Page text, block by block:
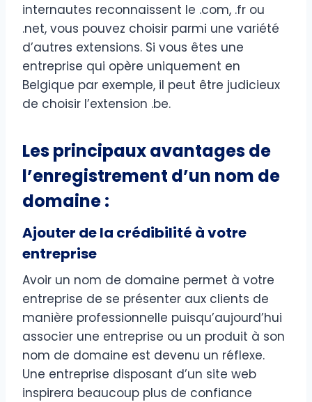
internautes reconnaissent le .com, .fr ou
.net, vous pouvez choisir parmi une variété
d’autres extensions. Si vous êtes une
entreprise qui opère uniquement en
Belgique par exemple, il peut être judicieux
de choisir l’extension .be.
Les principaux avantages de
l’enregistrement d’un nom de
domaine :
Ajouter de la crédibilité à votre
entreprise
Avoir un nom de domaine permet à votre
entreprise de se présenter aux clients de
manière professionnelle puisqu’aujourd’hui
associer une entreprise ou un produit à son
nom de domaine est devenu un réflexe.
Une entreprise disposant d’un site web
inspirera beaucoup plus de confiance